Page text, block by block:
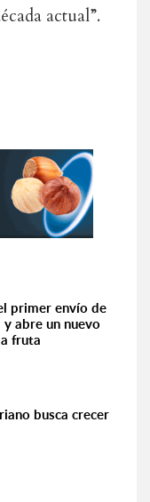
actual”.
primer envío de
y abre un nuevo
fruta
busca crecer